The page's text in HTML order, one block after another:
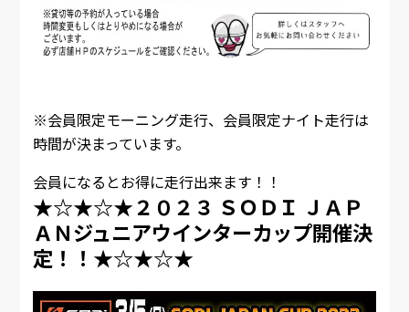
※会員限定モーニング走行、会員限定ナイト走行は
時間が決まっています。
会員になるとお得に走行出来ます！！
★☆★☆★２０２３ ＳＯＤＩ ＪＡＰ
ＡＮジュニアウインターカップ開催決
定！！★☆★☆★